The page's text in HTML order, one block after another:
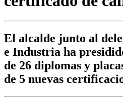
El alcalde junto al
e Industria ha
de 26 diplomas y
de 5 nuevas